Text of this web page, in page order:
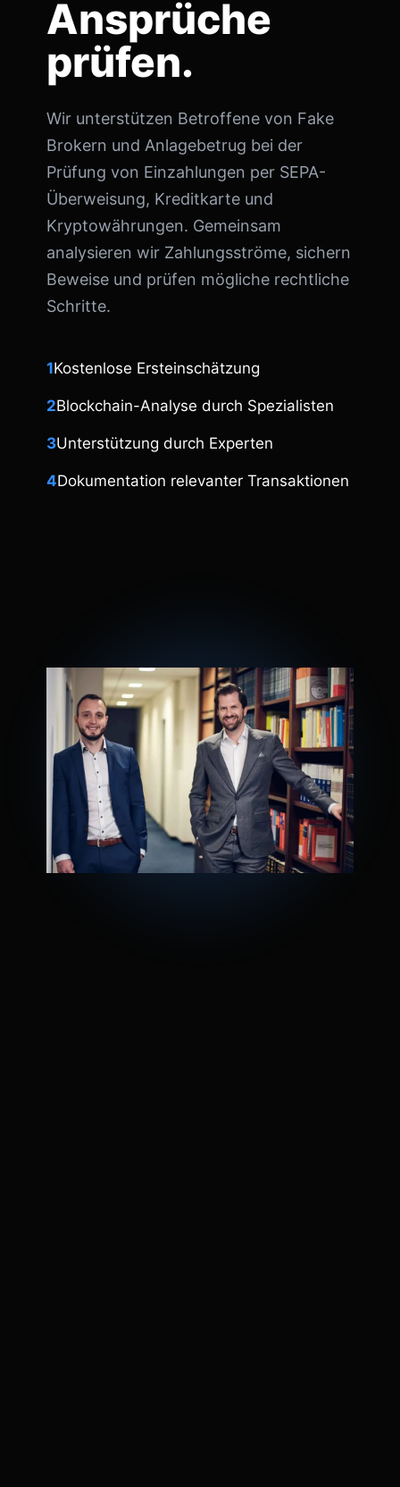
Ansprüche
prüfen.
Wir unterstützen Betroffene von Fake
Brokern und Anlagebetrug bei der
Prüfung von Einzahlungen per SEPA-
Überweisung, Kreditkarte und
Kryptowährungen. Gemeinsam
analysieren wir Zahlungsströme, sichern
Beweise und prüfen mögliche rechtliche
Schritte.
1Kostenlose Ersteinschätzung
2Blockchain-Analyse durch Spezialisten
3Unterstützung durch Experten
4Dokumentation relevanter Transaktionen